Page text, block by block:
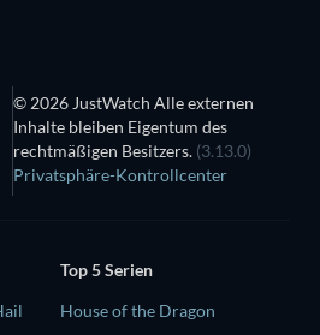
© 2026 JustWatch Alle externen
Inhalte bleiben Eigentum des
rechtmäßigen Besitzers. (3.13.0)
Privatsphäre-Kontrollcenter
Top 5 Serien
House of the Dragon